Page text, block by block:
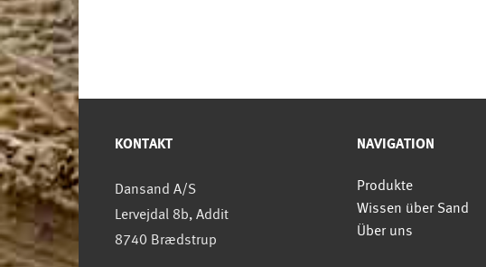
KONTAKT
Dansand A/S
Lervejdal 8b, Addit
8740 Brædstrup
NAVIGATION
Produkte
Wissen über Sand
Über uns